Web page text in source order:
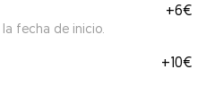
fecha de inicio.
+6€
+10€